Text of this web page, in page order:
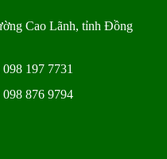
Cao Lãnh, tỉnh Đồng
098 197 7731
098 876 9794